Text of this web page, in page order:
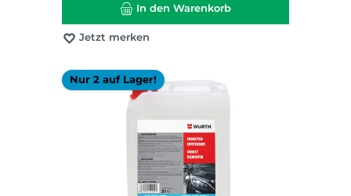
In den Warenkorb
Jetzt merken
Nur 2 auf Lager!